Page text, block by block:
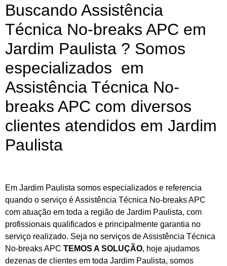
Buscando Assistência
Técnica No-breaks APC em
Jardim Paulista ? Somos
especializados em
Assistência Técnica No-
breaks APC com diversos
clientes atendidos em Jardim
Paulista
Em Jardim Paulista somos especializados e referencia
quando o serviço é Assistência Técnica No-breaks APC
com atuação em toda a região de Jardim Paulista, com
profissionais qualificados e principalmente garantia no
serviço realizado. Seja no serviços de Assistência Técnica
No-breaks APC TEMOS A SOLUÇÃO, hoje ajudamos
dezenas de clientes em toda Jardim Paulista, somos